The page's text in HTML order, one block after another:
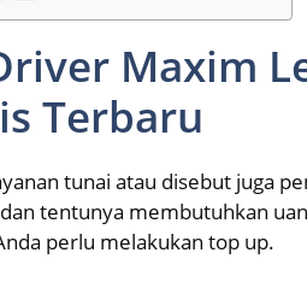
Maxim
Terbaru
tunai atau disebut juga
tentunya membutuhkan
perlu melakukan top up.